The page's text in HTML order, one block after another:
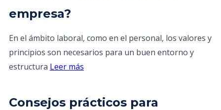
empresa?
En el ámbito laboral, como en el personal, los valores y
principios son necesarios para un buen entorno y
estructura Leer más
Consejos prácticos para